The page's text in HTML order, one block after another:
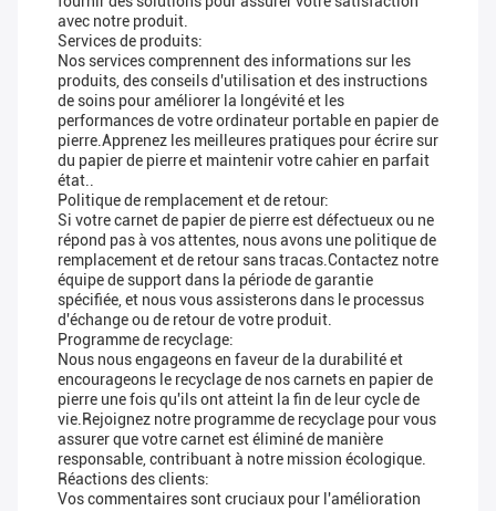
avec notre produit.
Services de produits:
Nos services comprennent des informations sur les
produits, des conseils d'utilisation et des instructions
de soins pour améliorer la longévité et les
performances de votre ordinateur portable en papier de
pierre.Apprenez les meilleures pratiques pour écrire sur
du papier de pierre et maintenir votre cahier en parfait
état..
Politique de remplacement et de retour:
Si votre carnet de papier de pierre est défectueux ou ne
répond pas à vos attentes, nous avons une politique de
remplacement et de retour sans tracas.Contactez notre
équipe de support dans la période de garantie
spécifiée, et nous vous assisterons dans le processus
d'échange ou de retour de votre produit.
Programme de recyclage:
Nous nous engageons en faveur de la durabilité et
encourageons le recyclage de nos carnets en papier de
pierre une fois qu'ils ont atteint la fin de leur cycle de
vie.Rejoignez notre programme de recyclage pour vous
assurer que votre carnet est éliminé de manière
responsable, contribuant à notre mission écologique.
Réactions des clients:
Vos commentaires sont cruciaux pour l'amélioration